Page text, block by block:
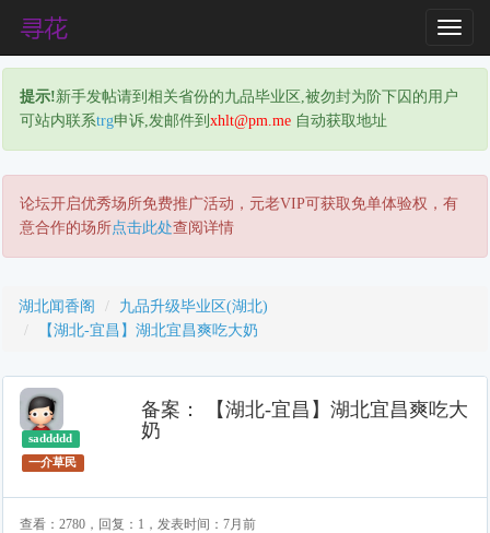
T
o
g
e
N
a
提示!新手发帖请到相关省份的九品毕业区,被勿封为阶下囚的用户
可站内联系trg申诉,发邮件到 xhlt@pm.me 自动获取地址
论坛开启优秀场所免费推广活动，元老VIP可获取免单体验权，有
意合作的场所点击此处查阅详情
湖北闻香阁
九品升级毕业区(湖北)
【湖北-宜昌】湖北宜昌爽吃大奶
saddddd
一介草民
备案： 【湖北-宜昌】湖北宜昌爽吃大
奶
查看：2780，回复：1，发表时间：7月前